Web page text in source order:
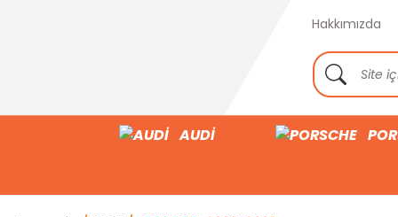
Hakkımızda
AUDİ